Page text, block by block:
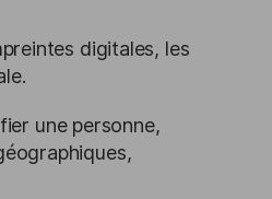
digitales, les
une personne,